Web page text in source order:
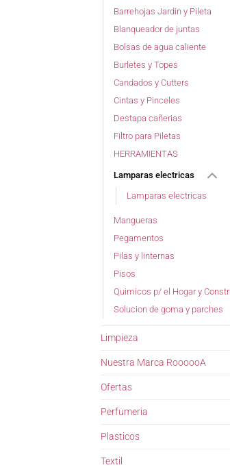
Barrehojas Jardin y Pileta
Blanqueador de juntas
Bolsas de agua caliente
Burletes y Topes
Candados y Cutters
Cintas y Pinceles
Destapa cañerias
Filtro para Piletas
HERRAMIENTAS
Lamparas electricas
Lamparas electricas
Mangueras
Pegamentos
Pilas y linternas
Pisos
Quimicos p/ el Hogar y
Solucion de goma y parches
Limpieza
Nuestra Marca RoooooA
Ofertas
Perfumeria
Plasticos
Textil